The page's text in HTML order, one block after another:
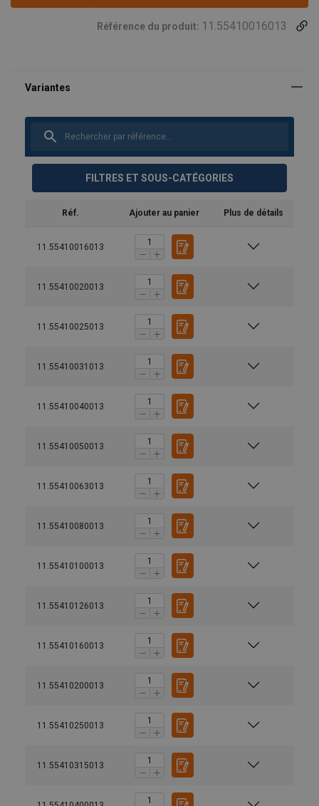
Référence du produit: 11.55410016013
FILTRES ET SOUS-CATÉGORIES
Réf. Ajouter au panier Plus de détails
11.55410016013
11.55410020013
11.55410025013
11.55410031013
11.55410040013
11.55410050013
11.55410063013
11.55410080013
11.55410100013
11.55410126013
11.55410160013
11.55410200013
11.55410250013
11.55410315013